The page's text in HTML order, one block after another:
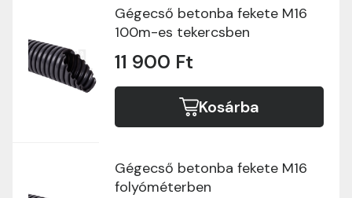
Név szerint csökkenő
Ár szerint növekvő
Ár szerint csökkenő
Gégecső betonba fekete M16
100m-es tekercsben
11 900 Ft
Kosárba
Gégecső betonba fekete M16
folyóméterben